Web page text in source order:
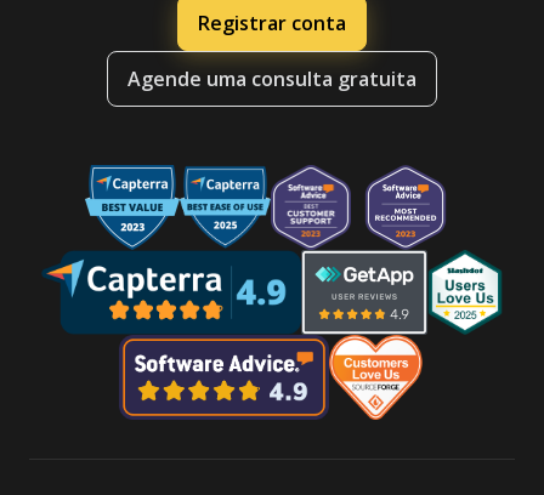
Registrar conta
Agende uma consulta gratuita